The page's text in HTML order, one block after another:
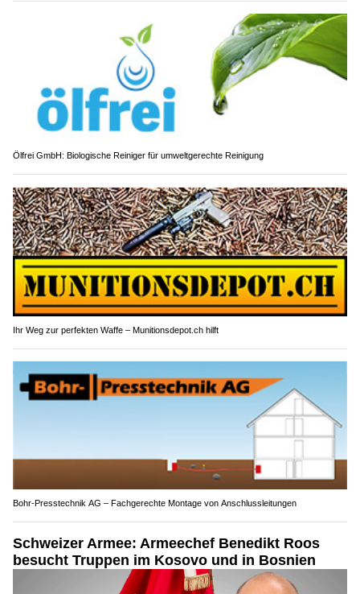
Ölfrei GmbH: Biologische Reiniger für umweltgerechte Reinigung
Ihr Weg zur perfekten Waffe – Munitionsdepot.ch hilft
Bohr-Presstechnik AG – Fachgerechte Montage von Anschlussleitungen
Schweizer Armee: Armeechef Benedikt Roos
besucht Truppen im Kosovo und in Bosnien